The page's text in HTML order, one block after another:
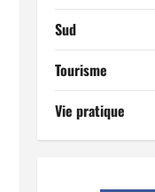
Sud
Tourisme
Vie pratique